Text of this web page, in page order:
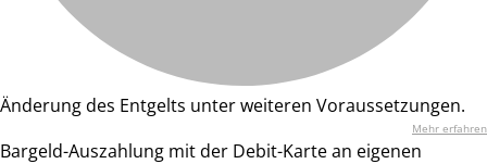
Änderung des Entgelts unter weiteren Voraussetzungen.
Mehr erfahren
Bargeld-Auszahlung mit der Debit-Karte an eigenen